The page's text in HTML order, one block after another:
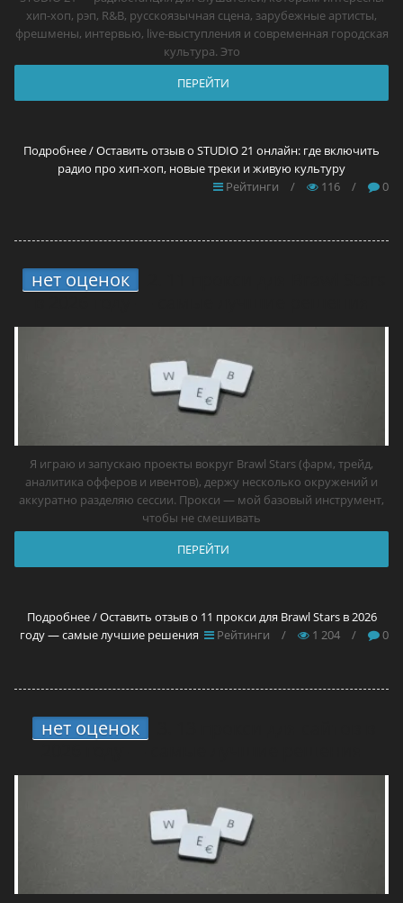
хип-хоп, рэп, R&B, русскоязычная сцена, зарубежные артисты,
фрешмены, интервью, live-выступления и современная городская
культура. Это
ПЕРЕЙТИ
Подробнее / Оставить отзыв о STUDIO 21 онлайн: где включить
радио про хип-хоп, новые треки и живую культуру
Рейтинги
/ 116 / 0
нет оценок
Я играю и запускаю проекты вокруг Brawl Stars (фарм, трейд,
аналитика офферов и ивентов), держу несколько окружений и
аккуратно разделяю сессии. Прокси — мой базовый инструмент,
чтобы не смешивать
ПЕРЕЙТИ
Подробнее / Оставить отзыв о 11 прокси для Brawl Stars в 2026
году — самые лучшие решения
Рейтинги / 1 204 / 0
нет оценок